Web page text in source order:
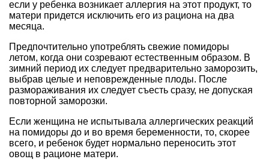
если у ребенка возникает аллергия на этот продукт, то
матери придется исключить его из рациона на два
месяца.
Предпочтительно употреблять свежие помидоры
летом, когда они созревают естественным образом. В
зимний период их следует предварительно заморозить,
выбрав целые и неповрежденные плоды. После
размораживания их следует съесть сразу, не допуская
повторной заморозки.
Если женщина не испытывала аллергических реакций
на помидоры до и во время беременности, то, скорее
всего, и ребенок будет нормально переносить этот
овощ в рационе матери.